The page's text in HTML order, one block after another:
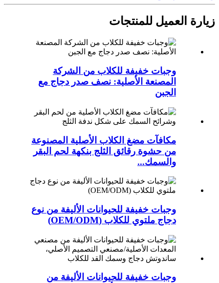
زيارة العميل للمنتجات
وجبات خفيفة للكلاب من الشركة
المصنعة الأصلية: نصف صدر دجاج مع
الجبن
مكافآت مضغ الكلاب الأصلية المصنوعة
من حشوة رقائق الثلج بنكهة لحم البقر
والسمك...
وجبات خفيفة للحيوانات الأليفة من نوع
دجاج ملتوي للكلاب (OEM/ODM)
وجبات خفيفة للحيوانات الأليفة من